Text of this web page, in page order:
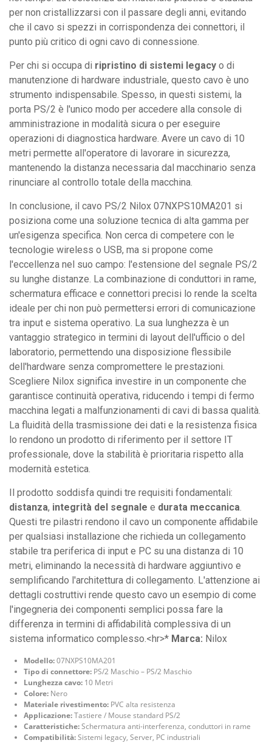
per non cristallizzarsi con il passare degli anni, evitando
che il cavo si spezzi in corrispondenza dei connettori, il
punto più critico di ogni cavo di connessione.
Per chi si occupa di ripristino di sistemi legacy o di
manutenzione di hardware industriale, questo cavo è uno
strumento indispensabile. Spesso, in questi sistemi, la
porta PS/2 è l'unico modo per accedere alla console di
amministrazione in modalità sicura o per eseguire
operazioni di diagnostica hardware. Avere un cavo di 10
metri permette all'operatore di lavorare in sicurezza,
mantenendo la distanza necessaria dal macchinario senza
rinunciare al controllo totale della macchina.
In conclusione, il cavo PS/2 Nilox 07NXPS10MA201 si
posiziona come una soluzione tecnica di alta gamma per
un'esigenza specifica. Non cerca di competere con le
tecnologie wireless o USB, ma si propone come
l'eccellenza nel suo campo: l'estensione del segnale PS/2
su lunghe distanze. La combinazione di conduttori in rame,
schermatura efficace e connettori precisi lo rende la scelta
ideale per chi non può permettersi errori di comunicazione
tra input e sistema operativo. La sua lunghezza è un
vantaggio strategico in termini di layout dell'ufficio o del
laboratorio, permettendo una disposizione flessibile
dell'hardware senza compromettere le prestazioni.
Scegliere Nilox significa investire in un componente che
garantisce continuità operativa, riducendo i tempi di fermo
macchina legati a malfunzionamenti di cavi di bassa qualità.
La fluidità della trasmissione dei dati e la resistenza fisica
lo rendono un prodotto di riferimento per il settore IT
professionale, dove la stabilità è prioritaria rispetto alla
modernità estetica.
Il prodotto soddisfa quindi tre requisiti fondamentali:
distanza, integrità del segnale e durata meccanica
Questi tre pilastri rendono il cavo un componente affidabile
per qualsiasi installazione che richieda un collegamento
stabile tra periferica di input e PC su una distanza di 10
metri, eliminando la necessità di hardware aggiuntivo e
semplificando l'architettura di collegamento. L'attenzione ai
dettagli costruttivi rende questo cavo un esempio di come
l'ingegneria dei componenti semplici possa fare la
differenza in termini di affidabilità complessiva di un
sistema informatico complesso.<hr>* Marca: Nilox
Modello:07NXPS10MA201
Tipo di connettore: PS/2 Maschio – PS/2 Maschio
Lunghezza cavo: 10 Metri
Colore: Nero
Materiale rivestimento: PVC alta resistenza
Applicazione:Tastiere / Mouse standard PS/2
Caratteristiche:Schermatura anti-interferenza, conduttori in rame
Compatibilità:Sistemi legacy, Server, PC industriali